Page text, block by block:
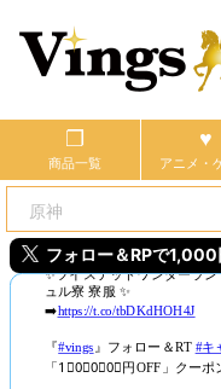
商品一覧 アニメ・
フォロー＆RPで1,000